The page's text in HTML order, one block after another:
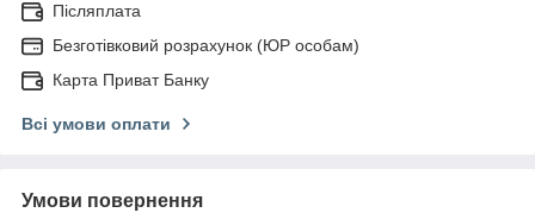
Післяплата
Безготівковий розрахунок (ЮР особам)
Карта Приват Банку
Всі умови оплати
Умови повернення